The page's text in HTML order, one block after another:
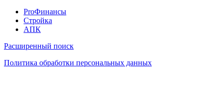
Pro
ProФинансы
Стройка
АПК
Информация
Расширенный поиск
Политика обработки персональных данных